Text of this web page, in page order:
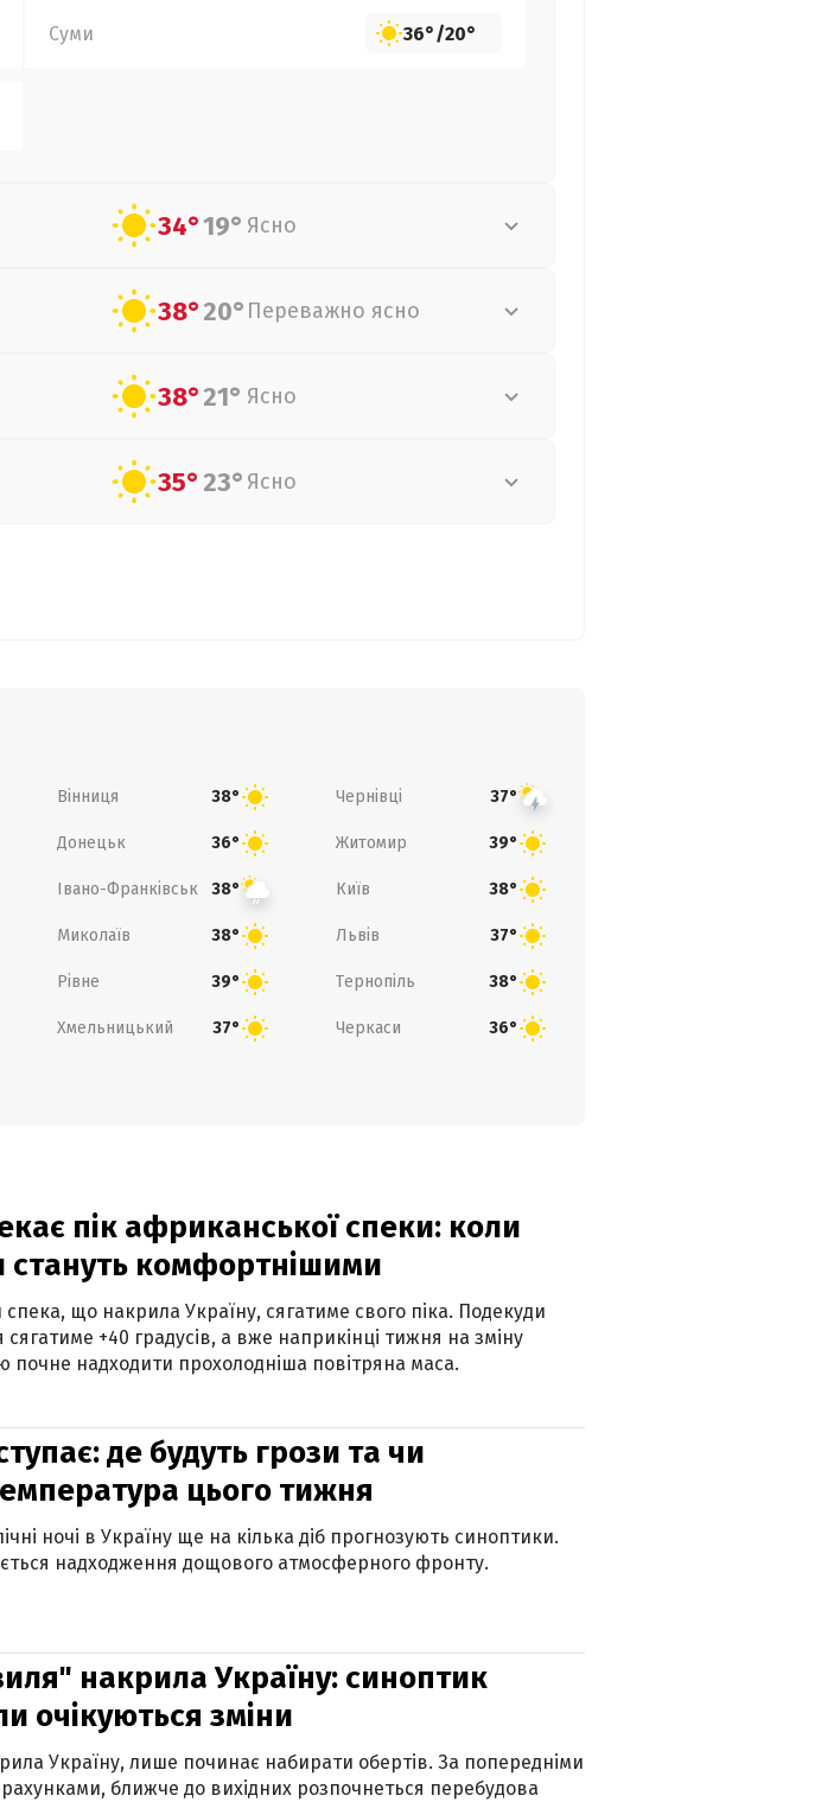
Суми 36°/20°
34°19° Ясно
38°20° Переважно ясно
38°21° Ясно
35°23° Ясно
Вінниця 38° Чернівці 37°
Донецьк 36° Житомир 39°
Івано-Франківськ 38° Київ 38°
Миколаїв 38° Львів 37°
Рівне 39° Тернопіль 38°
Хмельницький 37° Черкаси 36°
пік африканської спеки: коли
стануть комфортнішими
що накрила Україну, сягатиме свого піка. Подекуди
+40 градусів, а вже наприкінці тижня на зміну
почне надходити прохолодніша повітряна маса.
де будуть грози та чи
цього тижня
ночі в Україну ще на кілька діб прогнозують синоптики.
надходження дощового атмосферного фронту.
накрила Україну: синоптик
очікуються зміни
Україну, лише починає набирати обертів. За попередніми
ближче до вихідних розпочнеться перебудова